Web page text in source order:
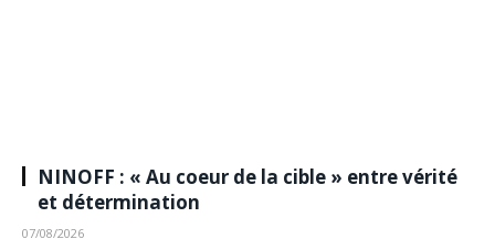
NINOFF : « Au coeur de la cible » entre vérité
et détermination
07/08/2026